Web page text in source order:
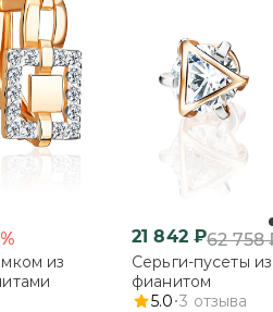
из
21 842₽62 758
Серьги-пусеты
фианитом
5.0 3 отзыва